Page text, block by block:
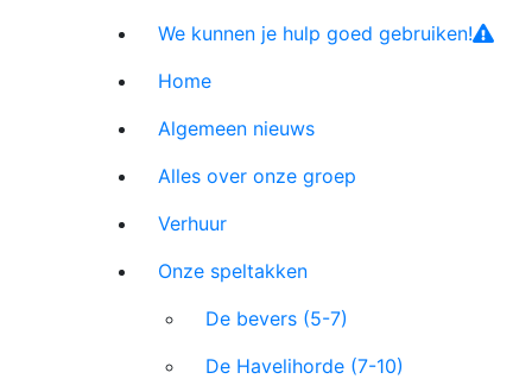
We kunnen je hulp goed gebruiken!
Home
Algemeen nieuws
Alles over onze groep
Verhuur
Onze speltakken
De bevers (5-7)
De Havelihorde (7-10)